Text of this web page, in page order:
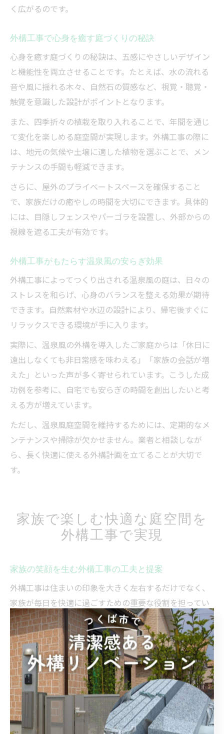
く広がるのです。
外構工事で心身を癒す庭づくりの秘訣
心身を癒す庭づくりの秘訣は、五感にやさしいデザイン
と機能性を両立させることです。たとえば、水の流れる
音や風に揺れる木々、自然石の質感など、視覚・聴覚・
触覚を意識した設計がポイントとなります。
また、四季折々の植栽を取り入れることで、年間を通じ
て変化を楽しめる庭空間が実現します。外構工事の際に
は、地元の気候や土壌に適した植物を選ぶことで、メン
テナンスの手間も軽減できます。
さらに、屋外のプライベートスペースを確保すること
で、家族だけの癒やしの時間を大切にできます。具体的
には、目隠しフェンスやパーゴラを設置し、外部からの
視線を遮る工夫が有効です。
外構工事がもたらす温泉風の安らぎ効果
外構工事によってつくり出される温泉風の庭は、日々の
ストレスを和らげ、心身のバランスを整える効果が期待
できます。自然素材や水辺の設計により、帰宅後すぐに
リラックスできる環境が手に入ります。
実際に、温泉風の外構を導入したご家庭からは「休日に
遠出しなくても非日常感を味わえる」「家族の会話が増
えた」といった声が多く寄せられています。こうした成
功例を参考に、自宅でも安らぎの時間を創出したいと考
える方が増えています。
ただし、温泉風庭空間を維持するためには、定期的なメ
ンテナンスや掃除が欠かせません。業者と相談しなが
ら、長く快適に使える外構計画を立てることが大切で
す。
家族で楽しむ快適な庭空間を
外構工事で実現
家族の笑顔を生む外構工事の工夫と提案
外構工事は住まいの印象を大きく左右するだけでなく、
家族が毎日を快適に過ごすための重要な役割を担ってい
ます。特に茨城県つくば市や東茨城郡城里町では、自然
環境を活かした設計が求められる傾向があります。家族
構成や生活スタイルに合わせて、門まわりやアプロー
チ、庭スペースの動線を工夫することで、日々の暮らし
がより豊かになります。
例えば、小さなお子様や高齢のご家族がいる場合は段差
の解消や滑りにくい素材選びが重要です。家族全員が安
心して行き来できるように配慮することで、自然と笑顔